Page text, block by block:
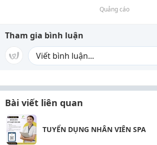
Quảng cáo
Tham gia bình luận
Bài viết liên quan
TUYỂN DỤNG NHÂN VIÊN SPA